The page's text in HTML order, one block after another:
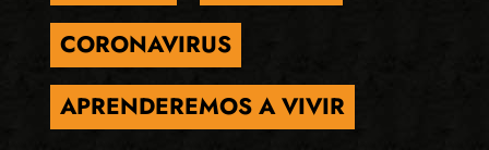
CORONAVIRUS
APRENDEREMOS A VIVIR